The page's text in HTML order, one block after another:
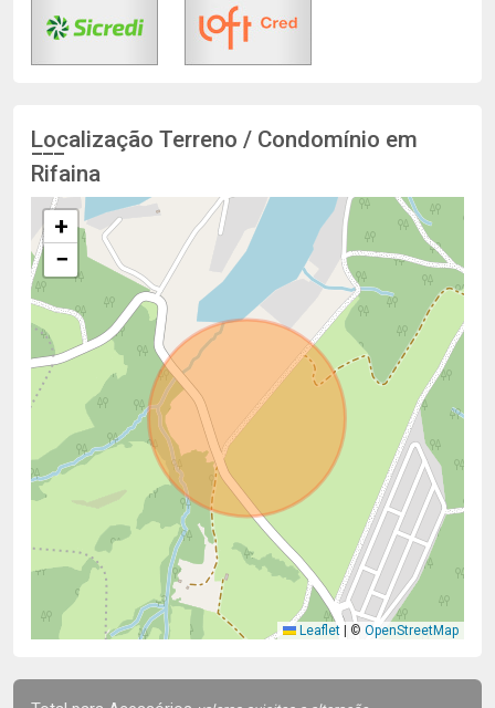
Localização Terreno / Condomínio em
Rifaina
+
−
Leaflet © OpenStreetMap